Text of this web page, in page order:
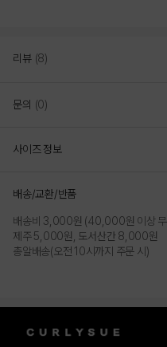
리뷰 (8)
문의 (0)
사이즈 정보
배송/교환/반품
배송비 3,000원 (40,000원 이상 무
제주 5,000원, 도서산간 8,000원
총알배송(오전 10시까지 주문 시)